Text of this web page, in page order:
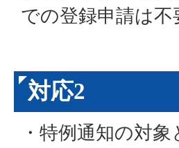
での登録申請は不
対応2
・特例通知の対